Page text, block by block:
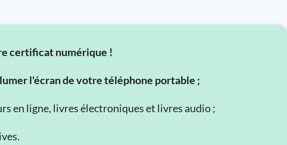
certificat numérique !
l'écran de votre téléphone portable ;
en ligne, livres électroniques et livres audio ;